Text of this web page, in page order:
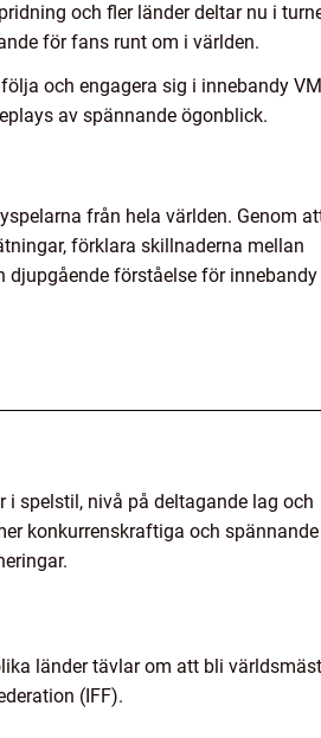
och fler länder deltar nu i
för fans runt om i världen.
och engagera sig i innebandy
av spännande ögonblick.
från hela världen. Genom
förklara skillnaderna mellan
djupgående förståelse för innebandy
i spelstil, nivå på deltagande lag och
konkurrenskraftiga och
länder tävlar om att bli
(IFF).